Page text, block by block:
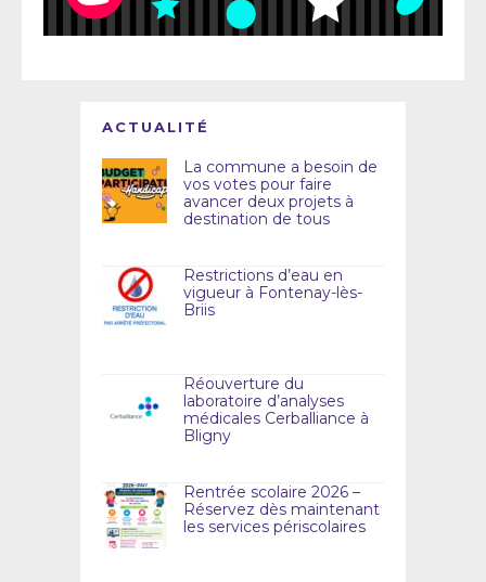
ACTUALITÉ
La commune a besoin de
vos votes pour faire
avancer deux projets à
destination de tous
Restrictions d’eau en
vigueur à Fontenay-lès-
Briis
Réouverture du
laboratoire d’analyses
médicales Cerballiance à
Bligny
Rentrée scolaire 2026 –
Réservez dès maintenant
les services périscolaires